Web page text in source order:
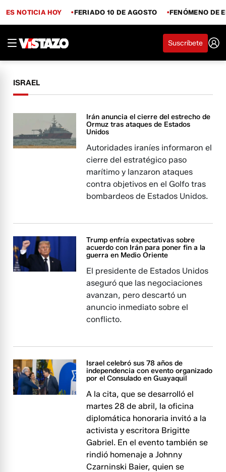
ES NOTICIA HOY FERIADO 10 DE AGOSTO FENÓMENO DE
Suscríbete
ISRAEL
Irán anuncia el cierre del estrecho de
Ormuz tras ataques de Estados
Unidos
Autoridades iraníes informaron el
cierre del estratégico paso
marítimo y lanzaron ataques
contra objetivos en el Golfo tras
bombardeos de Estados Unidos.
Trump enfría expectativas sobre
acuerdo con Irán para poner fin a la
guerra en Medio Oriente
El presidente de Estados Unidos
aseguró que las negociaciones
avanzan, pero descartó un
anuncio inmediato sobre el
conflicto.
Israel celebró sus 78 años de
independencia con evento organizado
por el Consulado en Guayaquil
A la cita, que se desarrolló el
martes 28 de abril, la oficina
diplomática honoraria invitó a la
activista y escritora Brigitte
Gabriel. En el evento también se
rindió homenaje a Johnny
Czarninski Baier, quien se